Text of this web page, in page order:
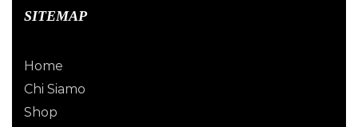
SITEMAP
Home
Chi Siamo
Shop